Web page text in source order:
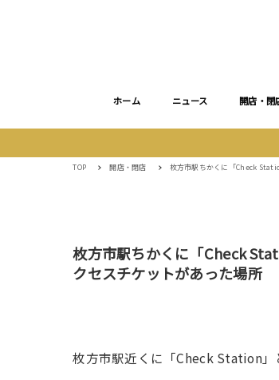
ホーム ニュース 開店・閉
TOP 開店・閉店 枚方市駅ちかくに「Check
枚方市駅ちかくに「Check
クセスチケットがあった場所
枚方市駅近くに「Check Station」